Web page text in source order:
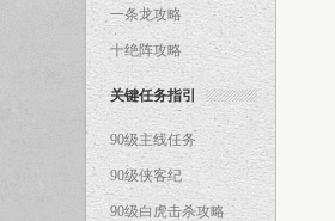
一条龙攻略
十绝阵攻略
关键任务指引
90级主线任务
90级侠客纪
90级白虎击杀攻略